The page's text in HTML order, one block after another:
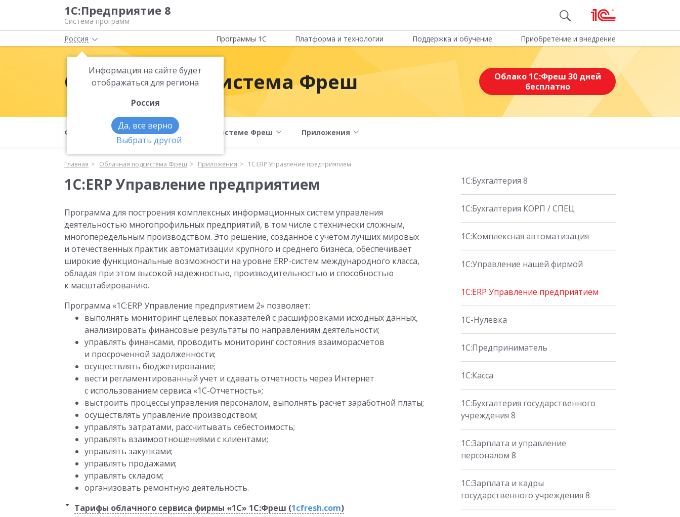
1С:Предприятие 8
Система программ
Россия
Информация на сайте будет
отображаться для региона
Россия
Да, все верно
Выбрать другой
Программы 1С Платформа и технологии Поддержка и обучение Приобретение и внедрение
Облачная подсистема Фреш
Облако 1С:Фреш 30 дней
бесплатно
Фреш Как приобрести? О подсистеме Фреш Приложения
Главная Облачная подсистема Фреш Приложения 1С:ERP Управление предприятием
1С:ERP Управление предприятием
Программа для построения комплексных информационных систем управления
деятельностью многопрофильных предприятий, в том числе с технически сложным,
многопередельным производством. Это решение, созданное с учетом лучших мировых
и отечественных практик автоматизации крупного и среднего бизнеса, обеспечивает
широкие функциональные возможности на уровне ERP-систем международного класса,
обладая при этом высокой надежностью, производительностью и способностью
к масштабированию.
Программа «1С:ERP Управление предприятием 2» позволяет:
выполнять мониторинг целевых показателей с расшифровками исходных данных,
анализировать финансовые результаты по направлениям деятельности;
управлять финансами, проводить мониторинг состояния взаиморасчетов
и просроченной задолженности;
осуществлять бюджетирование;
вести регламентированный учет и сдавать отчетность через Интернет
с использованием сервиса «1С-Отчетность»;
выстроить процессы управления персоналом, выполнять расчет заработной платы;
осуществлять управление производством;
управлять затратами, рассчитывать себестоимость;
управлять взаимоотношениями с клиентами;
управлять закупками;
управлять продажами;
управлять складом;
организовать ремонтную деятельность.
Тарифы облачного сервиса фирмы «1С» 1C:Фреш (1cfresh.com)
1С:Бухгалтерия 8
1C:Бухгалтерия КОРП / СПЕЦ
1С:Комплексная автоматизация
1С:Управление нашей фирмой
1С:ERP Управление предприятием
1С-Нулевка
1С:Предприниматель
1С:Касса
1С:Бухгалтерия государственного
учреждения 8
1С:Зарплата и управление
персоналом 8
1С:Зарплата и кадры
государственного учреждения 8